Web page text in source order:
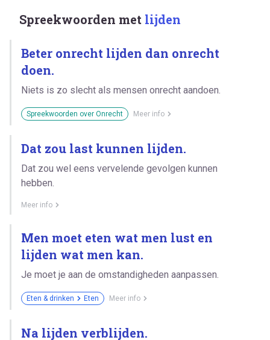
Spreekwoorden met lijden
Beter onrecht lijden dan onrecht
doen.
Niets is zo slecht als mensen onrecht aandoen.
Spreekwoorden over Onrecht Meer info
Dat zou last kunnen lijden.
Dat zou wel eens vervelende gevolgen kunnen
hebben.
Meer info
Men moet eten wat men lust en
lijden wat men kan.
Je moet je aan de omstandigheden aanpassen.
Eten & drinken Eten Meer info
Na lijden verblijden.